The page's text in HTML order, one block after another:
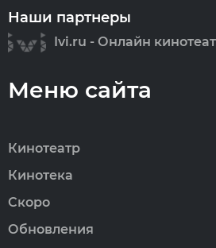
Наши партнеры
Ivi.ru - Онлайн
Меню сайта
Кинотеатр
Кинотека
Скоро
Обновления